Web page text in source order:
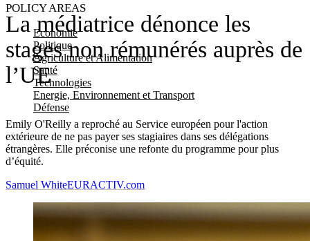
POLICY AREAS
Economie
Politique
Agriculture et Alimentation
Santé
Technologies
Energie, Environnement et Transport
Défense
La médiatrice dénonce les
stages non rémunérés auprès de
l’UE
Emily O'Reilly a reproché au Service européen pour l'action
extérieure de ne pas payer ses stagiaires dans ses délégations
étrangères. Elle préconise une refonte du programme pour plus
d’équité.
Samuel WhiteEURACTIV.com